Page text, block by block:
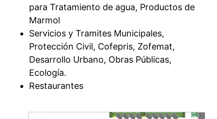
para Tratamiento de agua, Productos de
Marmol
Servicios y Tramites Municipales,
Protección Civil, Cofepris, Zofemat,
Desarrollo Urbano, Obras Públicas,
Ecología.
Restaurantes